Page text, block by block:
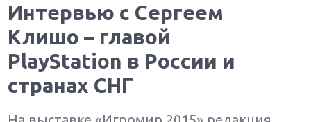
Интервью с Сергеем
Клишо – главой
PlayStation в России и
странах СНГ